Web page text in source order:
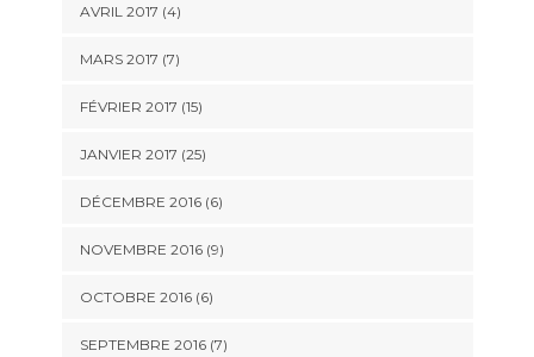
AVRIL 2017 (4)
MARS 2017 (7)
FÉVRIER 2017 (15)
JANVIER 2017 (25)
DÉCEMBRE 2016 (6)
NOVEMBRE 2016 (9)
OCTOBRE 2016 (6)
SEPTEMBRE 2016 (7)